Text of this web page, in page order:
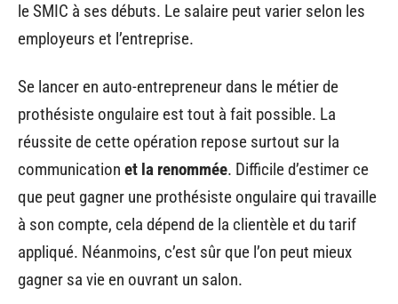
le SMIC à ses débuts. Le salaire peut varier selon les
employeurs et l’entreprise.
Se lancer en auto-entrepreneur dans le métier de
prothésiste ongulaire est tout à fait possible. La
réussite de cette opération repose surtout sur la
communication et la renommée. Difficile d’estimer ce
que peut gagner une prothésiste ongulaire qui travaille
à son compte, cela dépend de la clientèle et du tarif
appliqué. Néanmoins, c’est sûr que l’on peut mieux
gagner sa vie en ouvrant un salon.